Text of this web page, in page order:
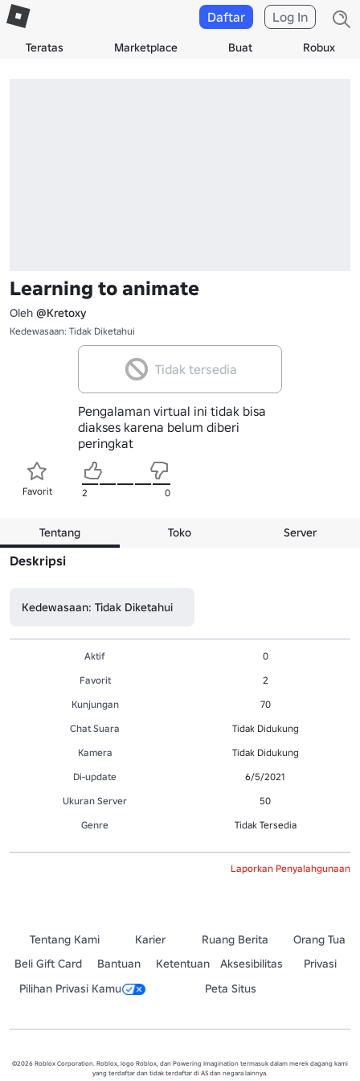
Teratas Marketplace Buat Robux
Daftar Log In
Learning to animate
Oleh @Kretoxy
Kedewasaan: Tidak Diketahui
Tidak tersedia
Pengalaman virtual ini tidak bisa
diakses karena belum diberi
peringkat
Favorit 2 0
Tentang Toko Server
Deskripsi
Kedewasaan: Tidak Diketahui
Aktif
0
Favorit
2
Kunjungan
70
Chat Suara
Tidak Didukung
Kamera
Tidak Didukung
Di-update
6/5/2021
Ukuran Server
50
Genre
Tidak Tersedia
Laporkan Penyalahgunaan
Tentang Kami Karier Ruang Berita
Orang Tua
Beli Gift Card
Bantuan Ketentuan Aksesibilitas
Privasi
Pilihan Privasi Kamu
Peta Situs
©2026 Roblox Corporation. Roblox, logo Roblox, dan Powering Imagination termasuk dalam merek dagang kami
yang terdaftar dan tidak terdaftar di AS dan negara lainnya.